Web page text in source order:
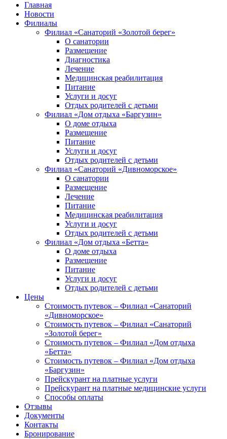
Главная
Новости
Филиалы
Филиал «Санаторий «Золотой берег»
О санатории
Размещение
Диагностика
Лечение
Медицинская реабилитация
Питание
Услуги и досуг
Отдых родителей с детьми
Филиал «Дом отдыха «Баргузин»
О доме отдыха
Размещение
Питание
Услуги и досуг
Отдых родителей с детьми
Филиал «Санаторий «Дивноморское»
О санатории
Размещение
Лечение
Питание
Медицинская реабилитация
Услуги и досуг
Отдых родителей с детьми
Филиал «Дом отдыха «Бетта»
О доме отдыха
Размещение
Питание
Услуги и досуг
Отдых родителей с детьми
Цены
Стоимость путевок – Филиал «Санаторий
«Дивноморское»
Стоимость путевок – Филиал «Санаторий
«Золотой берег»
Стоимость путевок – Филиал «Дом отдыха
«Бетта»
Стоимость путевок – Филиал «Дом отдыха
«Баргузин»
Прейскурант на платные услуги
Прейскурант на платные медицинские услуги
Способы оплаты
Отзывы
Документы
Контакты
Бронирование